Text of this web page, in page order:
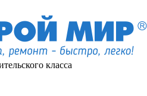
класса